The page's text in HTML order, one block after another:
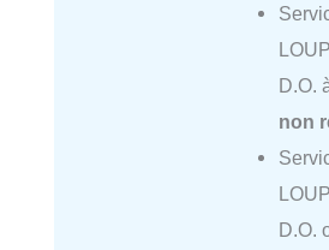
D.O.
non
D.O.